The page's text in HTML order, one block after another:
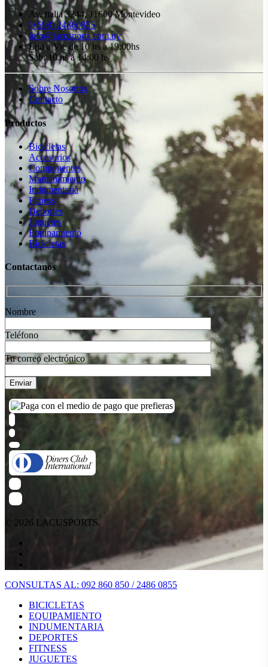
Av. Italia 3244, 11600 Montevideo
(+598) 24860855
info@lacusports.com.uy
Lun a Vie de 10 hs a 19:00hs
Sáb: 10 hs a 14:00 hs
Sobre Nosotros
Contacto
Productos
Bicicletas
Accesorios
Componentes
Mantenimiento
Indumentaria
Fitness
Deportes
Juguetes
Equipamiento
Bicicletas
Contactanos
Nombre
Teléfono
Tu correo electrónico
© 2026 LACUSPORTS.
CONSULTAS AL: 092 860 850 / 2486 0855
BICICLETAS
EQUIPAMIENTO
INDUMENTARIA
DEPORTES
FITNESS
JUGUETES